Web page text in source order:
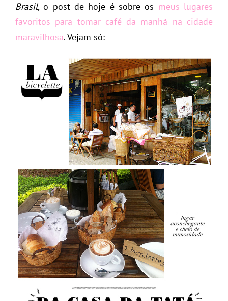
Brasil, o post de hoje é sobre os meus lugares
favoritos para tomar café da manhã na cidade
maravilhosa. Vejam só: